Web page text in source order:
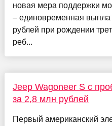
новая мера поддержки
– единовременная
руб­лей при рождении
реб...
Jeep Wagoneer S с
за 2,8 млн рублей
Первый американский